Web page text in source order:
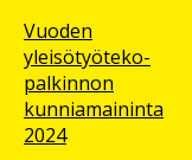
Vuoden
yleisötyöteko-
palkinnon
kunniamaininta
2024